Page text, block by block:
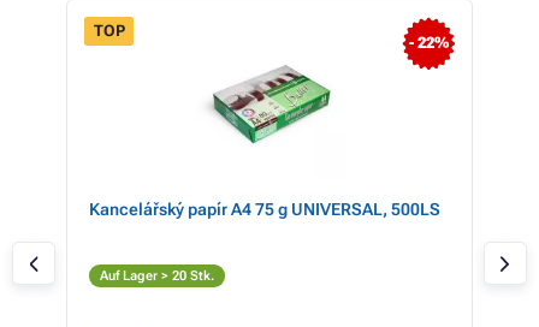
- 22%
TOP
Kancelářský papír A4 75 g UNIVERSAL, 500LS
Auf Lager > 20 Stk.